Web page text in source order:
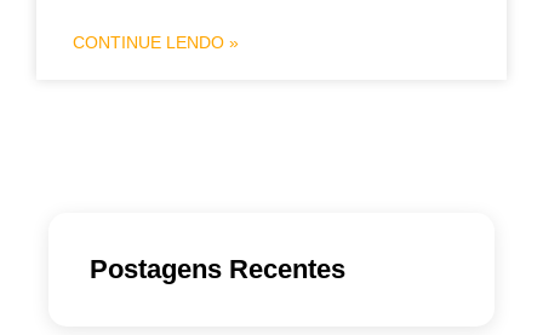
CONTINUE LENDO »
Postagens Recentes